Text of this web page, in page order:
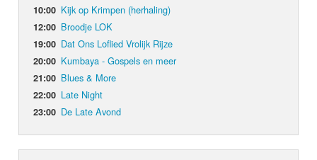
10:00 Kijk op Krimpen (herhaling)
12:00 Broodje LOK
19:00 Dat Ons Loflied Vrolijk Rijze
20:00 Kumbaya - Gospels en meer
21:00 Blues & More
22:00 Late Night
23:00 De Late Avond